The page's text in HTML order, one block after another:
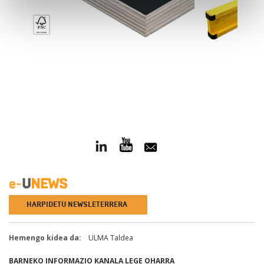
HARPIDETU NEWSLETERRERA
Hemengo kidea da: ULMA Taldea
BARNEKO INFORMAZIO KANALA LEGE OHARRA